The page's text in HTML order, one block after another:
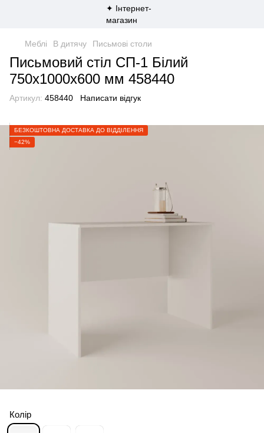
Меблі В дитячу Письмові столи
Письмовий стіл СП-1 Білий
750х1000х600 мм 458440
Артикул: 458440 Написати відгук
БЕЗКОШТОВНА ДОСТАВКА ДО ВІДДІЛЕННЯ
−42%
Колір